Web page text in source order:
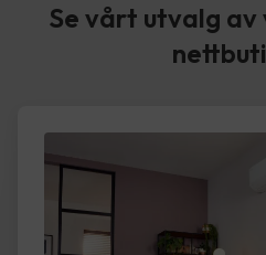
Se vårt utvalg av